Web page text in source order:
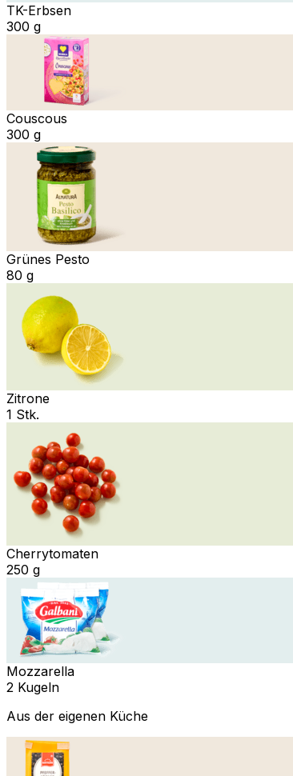
TK-Erbsen
300 g
Couscous
300 g
Grünes Pesto
80 g
Zitrone
1 Stk.
Cherrytomaten
250 g
Mozzarella
2 Kugeln
Aus der eigenen Küche